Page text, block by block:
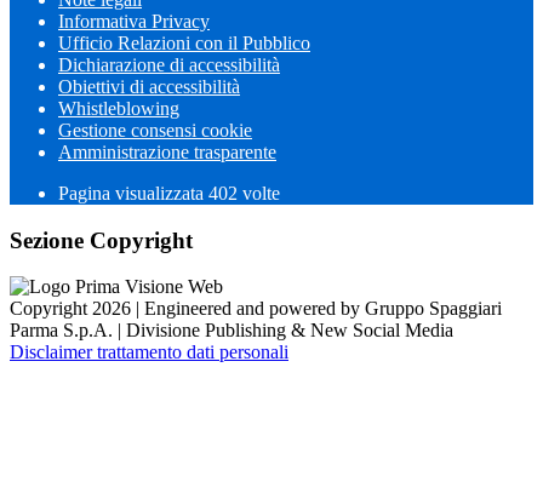
Informativa Privacy
Ufficio Relazioni con il Pubblico
Dichiarazione di accessibilità
Obiettivi di accessibilità
Whistleblowing
Gestione consensi cookie
Amministrazione trasparente
Pagina visualizzata 402 volte
Sezione Copyright
Copyright 2026 | Engineered and powered by Gruppo Spaggiari
Parma S.p.A. | Divisione Publishing & New Social Media
Disclaimer trattamento dati personali